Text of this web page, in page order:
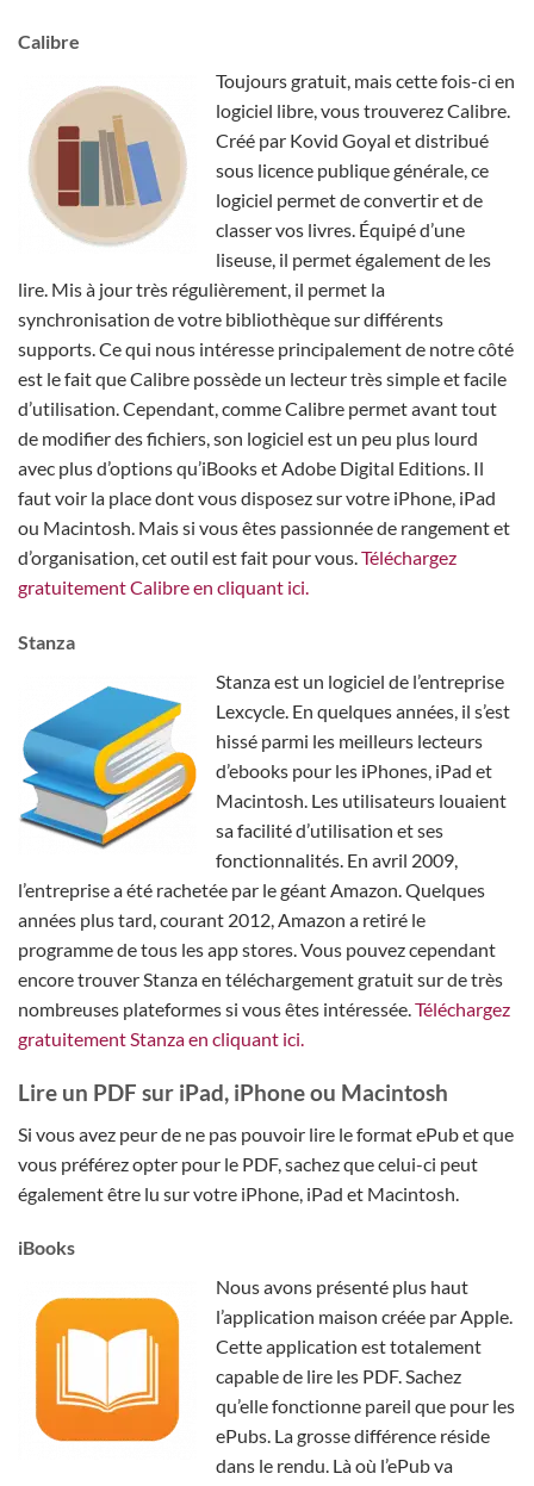
Calibre
Toujours gratuit, mais cette fois-ci en
logiciel libre, vous trouverez Calibre.
Créé par Kovid Goyal et distribué
sous licence publique générale, ce
logiciel permet de convertir et de
classer vos livres. Équipé d’une
liseuse, il permet également de les
lire. Mis à jour très régulièrement, il permet la
synchronisation de votre bibliothèque sur différents
supports. Ce qui nous intéresse principalement de notre côté
est le fait que Calibre possède un lecteur très simple et facile
d’utilisation. Cependant, comme Calibre permet avant tout
de modifier des fichiers, son logiciel est un peu plus lourd
avec plus d’options qu’iBooks et Adobe Digital Editions. Il
faut voir la place dont vous disposez sur votre iPhone, iPad
ou Macintosh. Mais si vous êtes passionnée de rangement et
d’organisation, cet outil est fait pour vous.Téléchargez
gratuitement Calibre en cliquant ici.
Stanza
Stanza est un logiciel de l’entreprise
Lexcycle. En quelques années, il s’est
hissé parmi les meilleurs lecteurs
d’ebooks pour les iPhones, iPad et
Macintosh. Les utilisateurs louaient
sa facilité d’utilisation et ses
fonctionnalités. En avril 2009,
l’entreprise a été rachetée par le géant Amazon. Quelques
années plus tard, courant 2012, Amazon a retiré le
programme de tous les app stores. Vous pouvez cependant
encore trouver Stanza en téléchargement gratuit sur de très
nombreuses plateformes si vous êtes intéressée.Téléchargez
gratuitement Stanza en cliquant ici.
Lire un PDF sur iPad, iPhone ou Macintosh
Si vous avez peur de ne pas pouvoir lire le format ePub et que
vous préférez opter pour le PDF, sachez que celui-ci peut
également être lu sur votre iPhone, iPad et Macintosh.
iBooks
Nous avons présenté plus haut
l’application maison créée par Apple.
Cette application est totalement
capable de lire les PDF. Sachez
qu’elle fonctionne pareil que pour les
ePubs. La grosse différence réside
dans le rendu. Là où l’ePub va